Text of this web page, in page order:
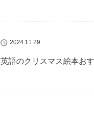
2024.11.29
英語のクリスマス絵本お